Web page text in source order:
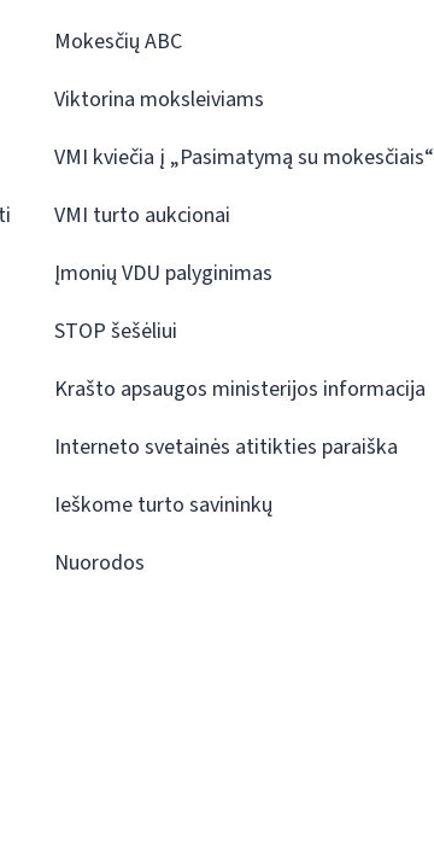
Mokesčių ABC
Viktorina moksleiviams
VMI kviečia į „Pasimatymą su mokesčiais“
VMI turto aukcionai
Įmonių VDU palyginimas
STOP šešėliui
Krašto apsaugos ministerijos informacija
Interneto svetainės atitikties paraiška
Ieškome turto savininkų
Nuorodos